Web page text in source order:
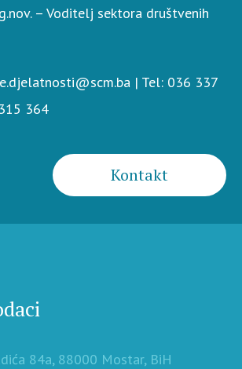
– Voditelj sektora društvenih
| Tel: 036 337
364
Kontakt
84a, 88000 Mostar, BiH